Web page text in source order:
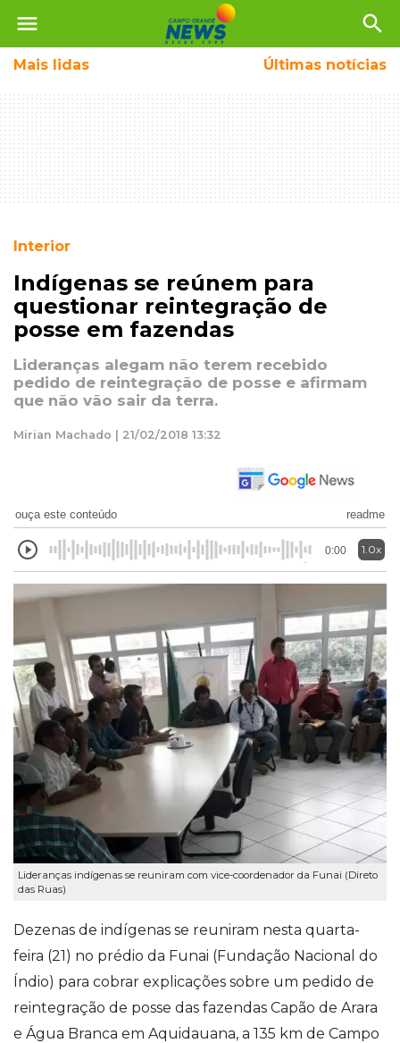
menu search
Mais lidas Últimas notícias
Interior
Indígenas se reúnem para
questionar reintegração de
posse em fazendas
Lideranças alegam não terem recebido
pedido de reintegração de posse e afirmam
que não vão sair da terra.
Mirian Machado | 21/02/2018 13:32
ouça este conteúdo readme
0:00 1.0x
Lideranças indígenas se reuniram com vice-coordenador da Funai (Direto
das Ruas)
Dezenas de indígenas se reuniram nesta quarta-
feira (21) no prédio da Funai (Fundação Nacional do
Índio) para cobrar explicações sobre um pedido de
reintegração de posse das fazendas Capão de Arara
e Água Branca em Aquidauana, a 135 km de Campo